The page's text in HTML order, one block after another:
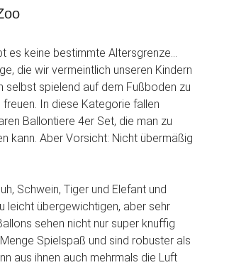
es keine bestimmte Altersgrenze...
die wir vermeintlich unseren Kindern
selbst spielend auf dem Fußboden zu
In diese Kategorie fallen
Ballontiere 4er Set, die man zu
kann. Aber Vorsicht: Nicht übermäßig
Schwein, Tiger und Elefant und
leicht übergewichtigen, aber sehr
sehen nicht nur super knuffig
Spielspaß und sind robuster als
aus ihnen auch mehrmals die Luft